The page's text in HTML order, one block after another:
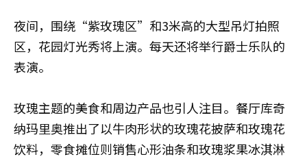
夜间，围绕“紫玫瑰区”和3米高的大型吊灯拍照
区，花园灯光秀将上演。每天还将举行爵士乐队的
表演。
玫瑰主题的美食和周边产品也引人注目。餐厅库奇
纳玛里奥推出了以牛肉形状的玫瑰花披萨和玫瑰花
饮料，零食摊位则销售心形油条和玫瑰浆果冰淇淋